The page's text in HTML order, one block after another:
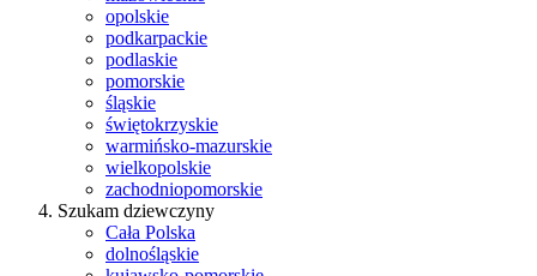
opolskie
podkarpackie
podlaskie
pomorskie
śląskie
świętokrzyskie
warmińsko-mazurskie
wielkopolskie
zachodniopomorskie
Szukam dziewczyny
Cała Polska
dolnośląskie